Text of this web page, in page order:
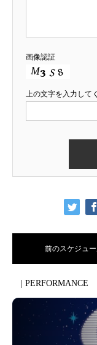
画像認証
上の文字を入力して
前のスケジュ
| PERFORMANCE